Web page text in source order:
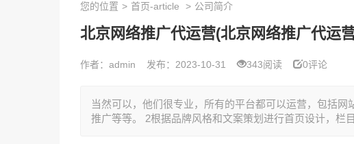
您的位置 > 首页-article > 公司简介
北京网络推广代运营(北京网络推广代运
作者：admin 发布：2023-10-31 343阅读 0评论
当然可以，他们很专业，所有的平台都可以运营，包括
推广等等。 2根据品牌风格和文案策划进行首页设计，栏